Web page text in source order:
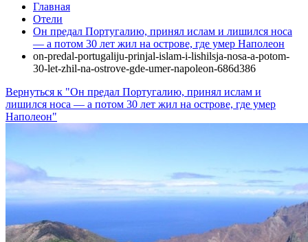
Главная
Отели
Он предал Португалию, принял ислам и лишился носа
— а потом 30 лет жил на острове, где умер Наполеон
on-predal-portugaliju-prinjal-islam-i-lishilsja-nosa-a-potom-
30-let-zhil-na-ostrove-gde-umer-napoleon-686d386
Вернуться к "Он предал Португалию, принял ислам и
лишился носа — а потом 30 лет жил на острове, где умер
Наполеон"